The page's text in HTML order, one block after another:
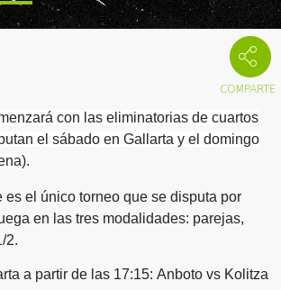
con las eliminatorias de cuartos
el sábado en Gallarta y el domingo
es el único torneo que se disputa por
en las tres modalidades: parejas,
2.
a partir de las 17:15: Anboto vs Kolitza